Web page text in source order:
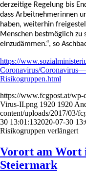
derzeitige Regelung bis
dass Arbeitnehmerinnen
haben, weiterhin
Menschen bestmöglich zu
einzudämmen.“, so
https://
Coronavirus/
Risikogruppen.html
https://www.fcgpost.at/wp-
Virus-II.png 1920 1920
content/uploads/2017/03/
30 13:01:132020-07-30
Risikogruppen verlängert
Vorort am Wort
Steiermark